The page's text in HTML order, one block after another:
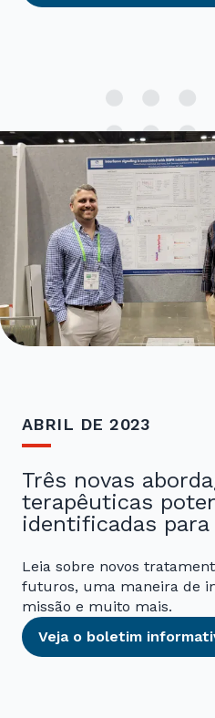
ABRIL DE 2023
Três novas
terapêuticas
identificadas
Leia sobre novos
futuros, uma maneira de
missão e muito mais.
Veja o boletim